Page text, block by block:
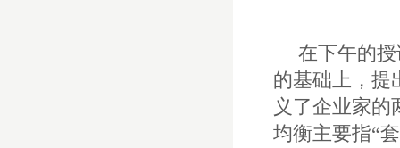
在下午的
的基础上，提
义了企业家
均衡主要指“